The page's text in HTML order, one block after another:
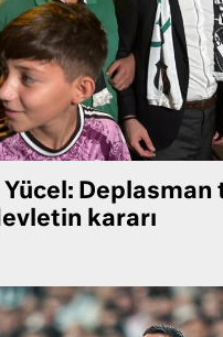
Yücel: Deplasman
kararı